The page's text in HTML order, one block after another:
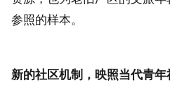
参照的样本。
新的社区机制，映照当代青